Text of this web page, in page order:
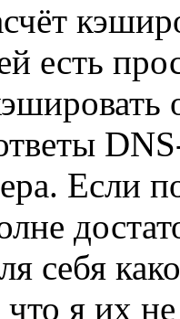
есть
Если
себя
я их